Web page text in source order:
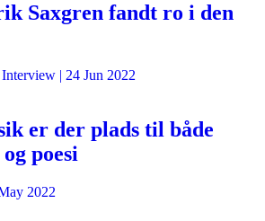
Saxgren fandt ro i den
| 24 Jun 2022
er der plads til både
poesi
2022